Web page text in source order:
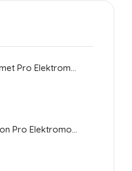
Invacare Orion Pro Elektromobil